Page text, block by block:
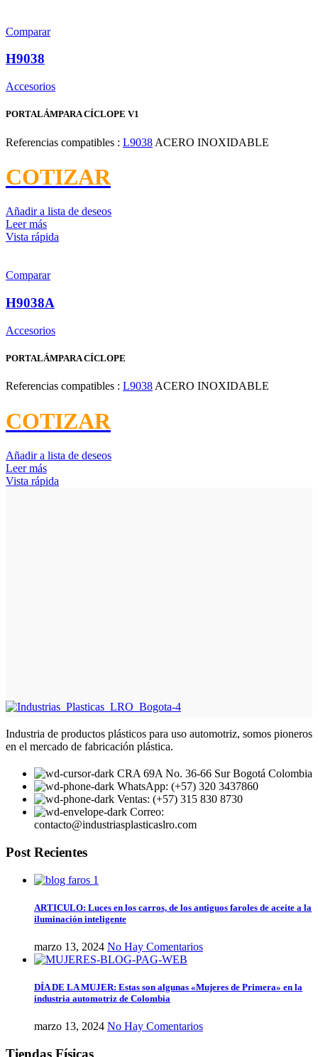
Comparar
H9038
Accesorios
PORTALÁMPARA CÍCLOPE V1
Referencias compatibles : L9038 ACERO INOXIDABLE
COTIZAR
Añadir a lista de deseos
Leer más
Vista rápida
Comparar
H9038A
Accesorios
PORTALÁMPARA CÍCLOPE
Referencias compatibles : L9038 ACERO INOXIDABLE
COTIZAR
Añadir a lista de deseos
Leer más
Vista rápida
Industria de productos plásticos para uso automotriz, somos pioneros
en el mercado de fabricación plástica.
CRA 69A No. 36-66 Sur Bogotá Colombia
WhatsApp: (+57) 320 3437860
Ventas: (+57) 315 830 8730
Correo:
contacto@industriasplasticaslro.com
Post Recientes
ARTICULO: Luces en los carros, de los antiguos faroles de aceite a la
iluminación inteligente
marzo 13, 2024 No Hay Comentarios
DÍA DE LA MUJER: Estas son algunas «Mujeres de Primera» en la
industria automotriz de Colombia
marzo 13, 2024 No Hay Comentarios
Tiendas Físicas